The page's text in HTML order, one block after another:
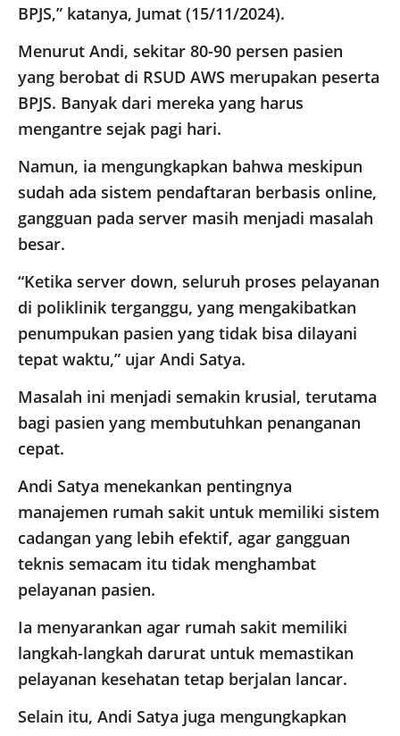
BPJS,” katanya, Jumat (15/11/2024).
Menurut Andi, sekitar 80-90 persen pasien
yang berobat di RSUD AWS merupakan peserta
BPJS. Banyak dari mereka yang harus
mengantre sejak pagi hari.
Namun, ia mengungkapkan bahwa meskipun
sudah ada sistem pendaftaran berbasis online,
gangguan pada server masih menjadi masalah
besar.
“Ketika server down, seluruh proses pelayanan
di poliklinik terganggu, yang mengakibatkan
penumpukan pasien yang tidak bisa dilayani
tepat waktu,” ujar Andi Satya.
Masalah ini menjadi semakin krusial, terutama
bagi pasien yang membutuhkan penanganan
cepat.
Andi Satya menekankan pentingnya
manajemen rumah sakit untuk memiliki sistem
cadangan yang lebih efektif, agar gangguan
teknis semacam itu tidak menghambat
pelayanan pasien.
Ia menyarankan agar rumah sakit memiliki
langkah-langkah darurat untuk memastikan
pelayanan kesehatan tetap berjalan lancar.
Selain itu, Andi Satya juga mengungkapkan